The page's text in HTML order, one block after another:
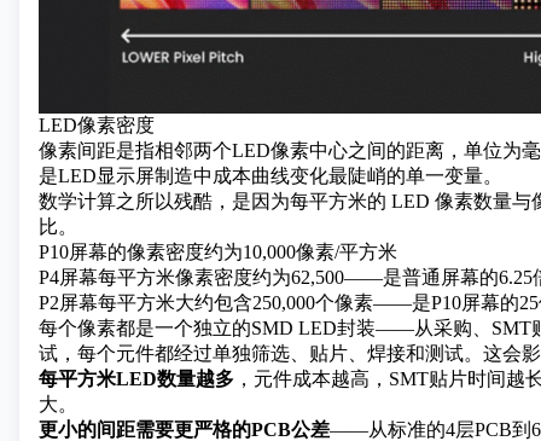
LED像素密度
像素间距是指相邻两个LED像素中心之间的距离，单位为
是LED显示屏制造中成本曲线变化最陡峭的单一变量。
数学计算之所以残酷，是因为每平方米的 LED 像素数量与
比。
P10屏幕的像素密度约为10,000像素/平方米
P4屏幕每平方米像素密度约为62,500——是普通屏幕的6.25
P2屏幕每平方米大约包含250,000个像素——是P10屏幕的
每个像素都是一个独立的SMD LED封装——从采购、SMT
试，每个元件都经过单独筛选、贴片、焊接和测试。这会
每平方米LED数量越多 ，元件成本越高，SMT贴片时间越
大。
更小的间距需要更严格的PCB公差——从标准的4层PCB到6